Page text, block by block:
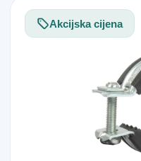
Akcijska cijena